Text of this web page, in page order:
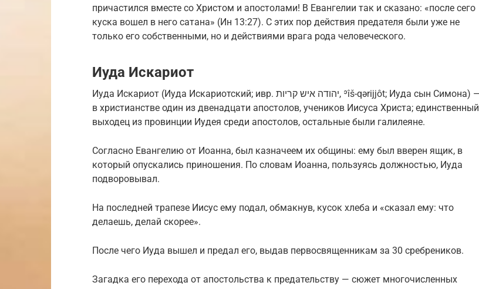
причастился вместе со Христом и апостолами! В Евангелии так и сказано: «после сего
куска вошел в него сатана» (Ин 13:27). С этих пор действия предателя были уже не
только его собственными, но и действиями врага рода человеческого.
Иуда Искариот
Иуда Искариот (Иуда Искариотский; ивр. ‏יהודה איש קריות‏‎, ʾîš-qərijjôt; Иуда сын Симона) —
в христианстве один из двенадцати апостолов, учеников Иисуса Христа; единственный
выходец из провинции Иудея среди апостолов, остальные были галилеяне.
Согласно Евангелию от Иоанна, был казначеем их общины: ему был вверен ящик, в
который опускались приношения. По словам Иоанна, пользуясь должностью, Иуда
подворовывал.
На последней трапезе Иисус ему подал, обмакнув, кусок хлеба и «сказал ему: что
делаешь, делай скорее».
После чего Иуда вышел и предал его, выдав первосвященникам за 30 сребреников.
Загадка его перехода от апостольства к предательству — сюжет многочисленных